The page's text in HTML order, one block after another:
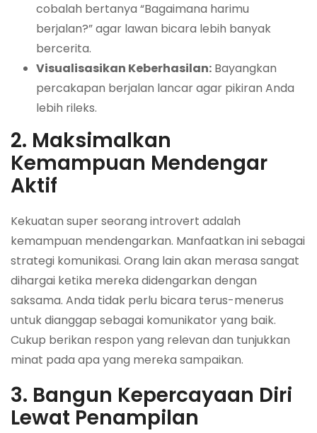
cobalah bertanya “Bagaimana harimu
berjalan?” agar lawan bicara lebih banyak
bercerita.
Visualisasikan Keberhasilan: Bayangkan
percakapan berjalan lancar agar pikiran Anda
lebih rileks.
2. Maksimalkan
Kemampuan Mendengar
Aktif
Kekuatan super seorang introvert adalah
kemampuan mendengarkan. Manfaatkan ini sebagai
strategi komunikasi. Orang lain akan merasa sangat
dihargai ketika mereka didengarkan dengan
saksama. Anda tidak perlu bicara terus-menerus
untuk dianggap sebagai komunikator yang baik.
Cukup berikan respon yang relevan dan tunjukkan
minat pada apa yang mereka sampaikan.
3. Bangun Kepercayaan Diri
Lewat Penampilan